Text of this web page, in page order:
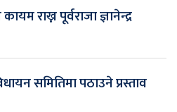
राख्न पूर्वराजा ज्ञानेन्द्र
समितिमा पठाउने प्रस्ताव